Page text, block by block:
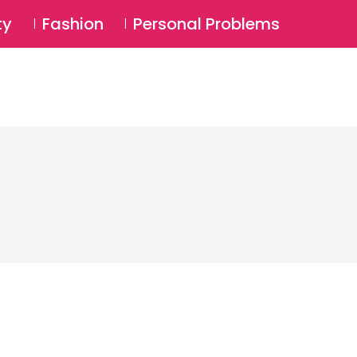
Login ⚲
Fashion Personal Problems